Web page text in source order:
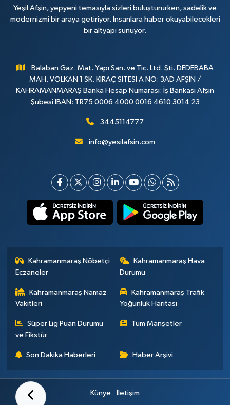
Yeşil Afşin, yepyeni temasıyla sizleri buluştururken, sadelik ve
modernizmi bir araya getiriyor. İnsanlara haber okuyabilecekleri
bir altyapı sunuyor.
Balaban Gaz. Mat. Yapı San. ve Tic. Ltd. Şti. DEDEBABA
MAH. VOLKAN 1 SK. KIRAÇ SİTESİ A NO: 3AD AFŞİN /
KAHRAMANMARAŞ Banka Hesap Numarası: İş Bankası Afşin
Şubesi IBAN: TR75 0006 4000 0016 4610 3014 23
3445114777
info@yesilafsin.com
Kahramanmaraş Nöbetçi
Eczaneler
Kahramanmaraş Hava
Durumu
Kahramanmaraş Namaz
Vakitleri
Kahramanmaraş Trafik
Yoğunluk Haritası
Süper Lig Puan Durumu
ve Fikstür
Tüm Manşetler
Son Dakika Haberleri Haber Arşivi
Künye İletişim